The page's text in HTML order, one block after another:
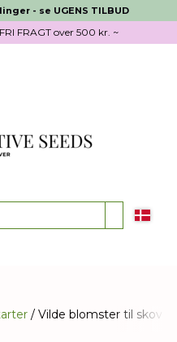
- se UGENS TILBUD
FRAGT over 500 kr. ~
Vilde blomster til skov